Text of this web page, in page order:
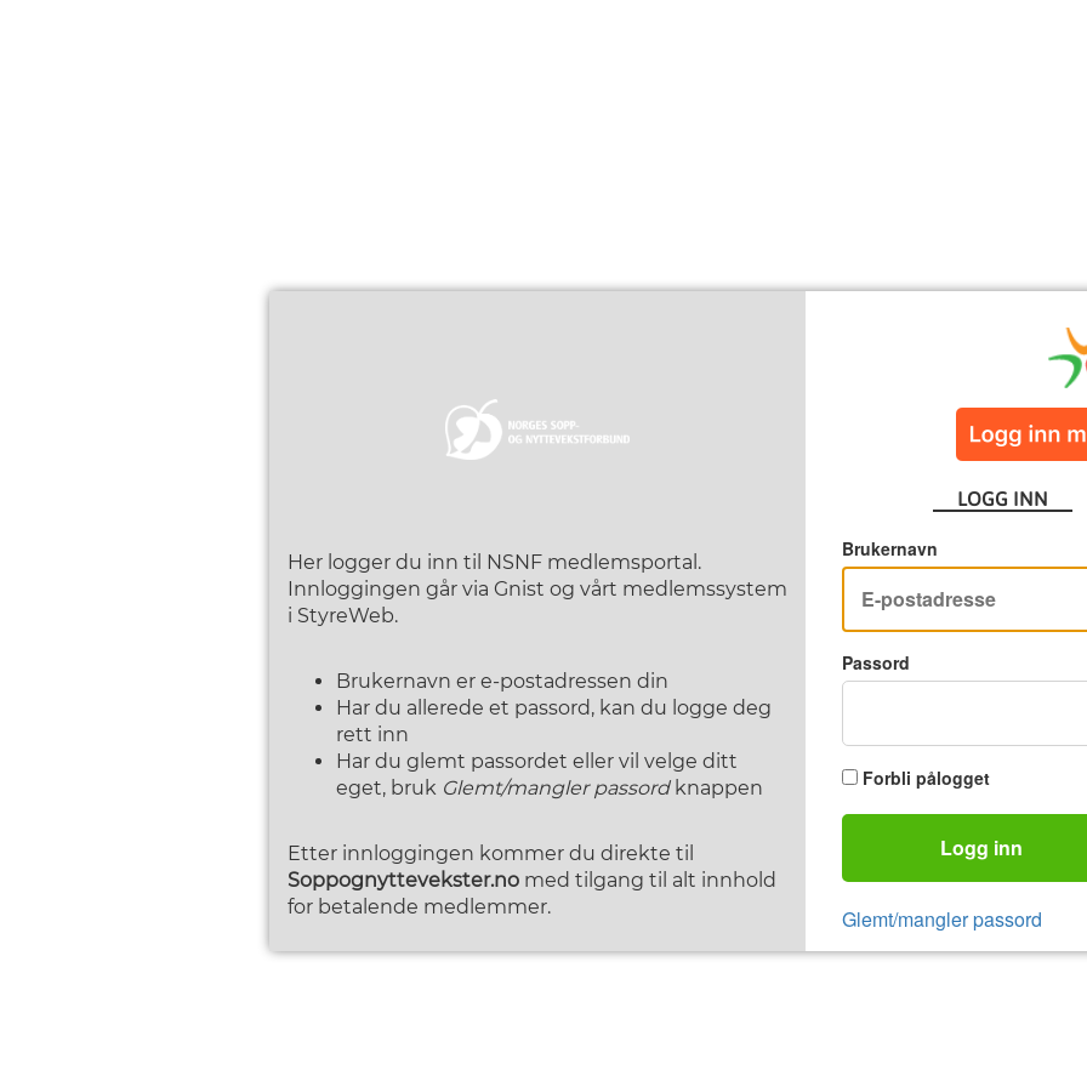
Her logger du inn til NSNF medlemsportal.
Innloggingen går via Gnist og vårt medlemssystem
i StyreWeb.
Brukernavn er e-postadressen din
Har du allerede et passord, kan du logge deg
rett inn
Har du glemt passordet eller vil velge ditt
eget, bruk Glemt/mangler passordknappen
Etter innloggingen kommer du direkte til
Soppognyttevekster.no med tilgang til alt innhold
for betalende medlemmer.
LOGG INN
Brukernavn
Passord
Forbli pålogget
Logg inn
Glemt/mangler passord